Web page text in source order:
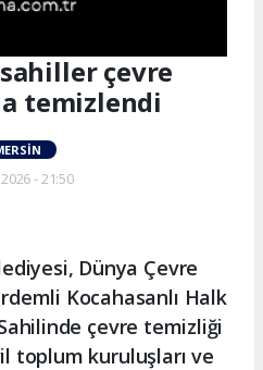
çevre
temizlendi
- 21:50
Dünya Çevre
Kocahasanlı Halk
çevre temizliği
toplum kuruluşları ve